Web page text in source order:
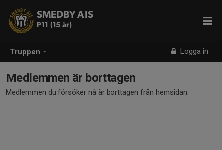
Truppen Logga in
SMEDBY AIS
P11 (15 år)
Medlemmen är borttagen
Medlemmen du försöker nå är borttagen från hemsidan.